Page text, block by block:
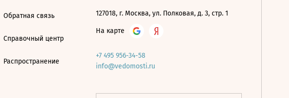
Обратная связь
Справочный центр
Распространение
127018, г. Москва, ул. Полковая, д. 3, стр. 1
На карте
+7 495 956-34-58
info@vedomosti.ru